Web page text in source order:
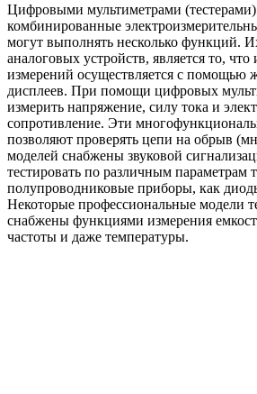
Цифровыми мультиметрами
комбинированные
могут выполнять несколько функций.
аналоговых устройств, является то, что
измерений осуществляется с помощью
дисплеев. При помощи цифровых
измерить напряжение, силу тока и
сопротивление. Эти
позволяют проверять цепи на обрыв
моделей снабжены звуковой
тестировать по различным параметрам
полупроводниковые приборы, как
Некоторые профессиональные модели
снабжены функциями измерения
частоты и даже температуры.